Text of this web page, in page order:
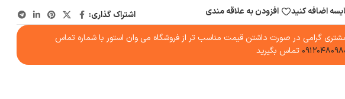
اضافه کنید افزودن به علاقه مندی
اشتراک گذاری:
گرامی در صورت داشتن قیمت مناسب تر از فروشگاه می وان استور با شماره تماس
تماس بگیرید